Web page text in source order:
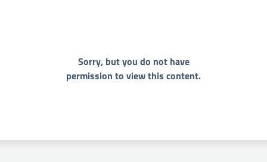
Sorry, but you do not have
permission to view this content.